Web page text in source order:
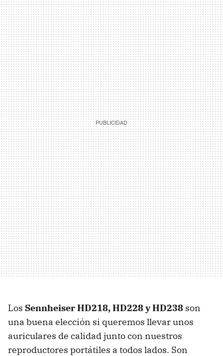
Los Sennheiser HD218, HD228 y HD238 son
una buena elección si queremos llevar unos
auriculares de calidad junto con nuestros
reproductores portátiles a todos lados. Son